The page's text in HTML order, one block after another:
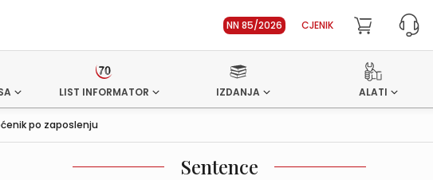
NN 85/2026 CJENIK
LIST INFORMATOR IZDANJA ALATI
po zaposlenju
Sentence